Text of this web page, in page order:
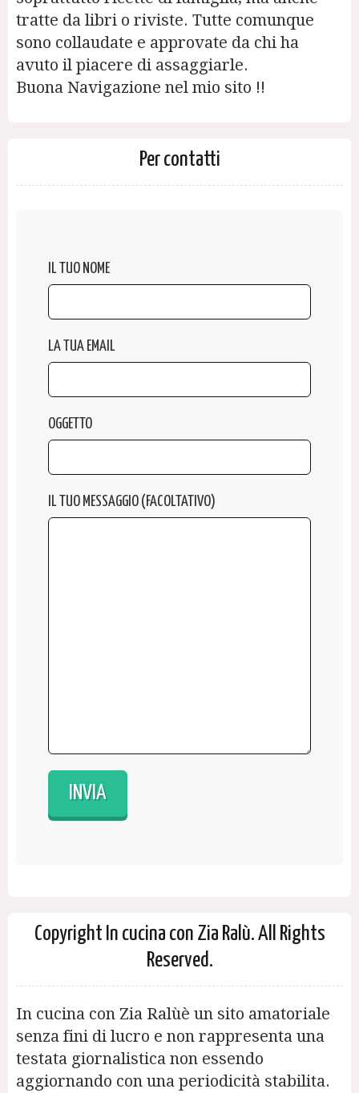
tratte da libri o riviste. Tutte comunque
sono collaudate e approvate da chi ha
avuto il piacere di assaggiarle.
Buona Navigazione nel mio sito !!
Per contatti
IL TUO NOME
LA TUA EMAIL
OGGETTO
IL TUO MESSAGGIO (FACOLTATIVO)
Copyright In cucina con Zia Ralù. All Rights
Reserved.
In cucina con Zia Ralùè un sito amatoriale
senza fini di lucro e non rappresenta una
testata giornalistica non essendo
aggiornando con una periodicità stabilita.